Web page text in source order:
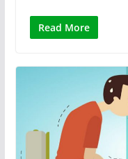
Read More